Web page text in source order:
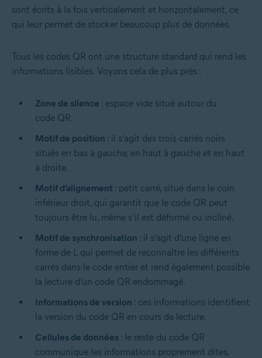
sont écrits à la fois verticalement et horizontalement, ce
qui leur permet de stocker beaucoup plus de données.
Tous les codes QR ont une structure standard qui rend les
informations lisibles. Voyons cela de plus près :
Zone de silence : espace vide situé autour du
code QR.
Motif de position : il s’agit des trois carrés noirs
situés en bas à gauche, en haut à gauche et en haut
à droite.
Motif d’alignement : petit carré, situé dans le coin
inférieur droit, qui garantit que le code QR peut
toujours être lu, même s’il est déformé ou incliné.
Motif de synchronisation : il s’agit d’une ligne en
forme de L qui permet de reconnaître les différents
carrés dans le code entier et rend également possible
la lecture d’un code QR endommagé.
Informations de version : ces informations identifient
la version du code QR en cours de lecture.
Cellules de données : le reste du code QR
communique les informations proprement dites,